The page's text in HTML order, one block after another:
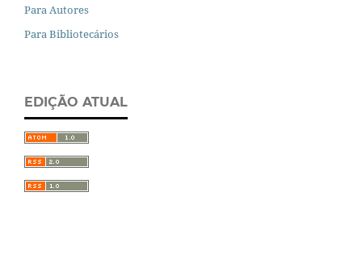
Para Autores
Para Bibliotecários
EDIÇÃO ATUAL